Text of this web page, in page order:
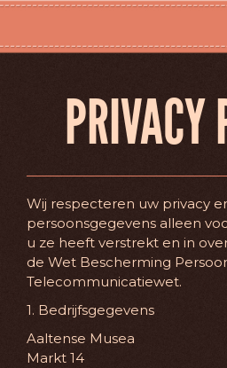
PRIVACY
Wij respecteren uw privacy
persoonsgegevens alleen
u ze heeft verstrekt en in
de Wet Bescherming
Telecommunicatiewet.
1. Bedrijfsgegevens
Aaltense Musea
Markt 14